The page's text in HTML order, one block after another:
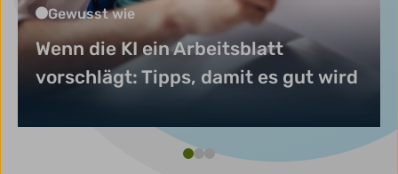
Gewusst wie
Wenn die KI ein Arbeitsblatt
vorschlägt: Tipps, damit es gut wird